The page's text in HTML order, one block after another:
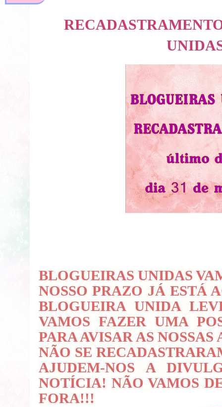
BLOGUEIRAS UNIDAS
NOSSO PRAZO JÁ ESTÁ
BLOGUEIRA UNIDA
VAMOS FAZER UMA
PARA AVISAR AS
NÃO SE
AJUDEM-NOS A
NOTÍCIA! NÃO VAMOS
FORA!!!